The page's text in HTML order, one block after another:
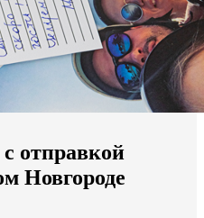
отправкой
Новгороде